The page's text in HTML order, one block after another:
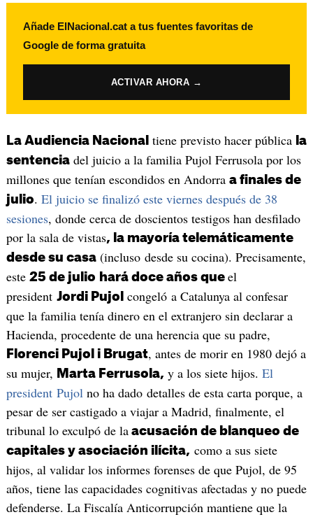
Añade ElNacional.cat a tus fuentes favoritas de
Google de forma gratuita
ACTIVAR AHORA →
La Audiencia Nacional tiene previsto hacer pública la
sentenciadel juicio a la familia Pujol Ferrusola por los
millones que tenían escondidos en Andorra a finales de
julio. El juicio se finalizó este viernes después de 38
sesiones, donde cerca de doscientos testigos han desfilado
por la sala de vistas, la mayoría telemáticamente
desde su casa(incluso desde su cocina). Precisamente,
este 25 de julio hará doce años que el
president Jordi Pujol congeló a Catalunya al confesar
que la familia tenía dinero en el extranjero sin declarar a
Hacienda, procedente de una herencia que su padre,
Florenci Pujol i Brugat, antes de morir en 1980 dejó a
su mujer, Marta Ferrusola, y a los siete hijos. El
president Pujol no ha dado detalles de esta carta porque, a
pesar de ser castigado a viajar a Madrid, finalmente, el
tribunal lo exculpó de laacusación de blanqueo de
capitales y asociación ilícita, como a sus siete
hijos, al validar los informes forenses de que Pujol, de 95
años, tiene las capacidades cognitivas afectadas y no puede
defenderse. La Fiscalía Anticorrupción mantiene que la